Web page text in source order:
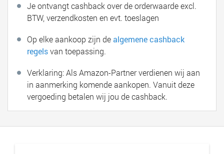
Je ontvangt cashback over de orderwaarde excl.
BTW, verzendkosten en evt. toeslagen
Op elke aankoop zijn dealgemene cashback
regelsvan toepassing.
Verklaring:Als Amazon-Partner verdienen wij aan
in aanmerking komende aankopen. Vanuit deze
vergoeding betalen wij jou de cashback.